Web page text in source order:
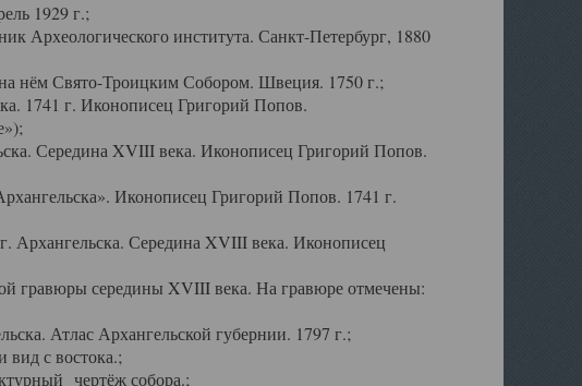
1929 г.;
Археологического института. Санкт-Петербург, 1880
нём Свято-Троицким Собором. Швеция. 1750 г.;
1741 г. Иконописец Григорий Попов.
Середина XVIII века. Иконописец Григорий Попов.
Иконописец Григорий Попов. 1741 г.
Архангельска. Середина XVIII века. Иконописец
гравюры середины XVIII века. На гравюре отмечены:
Атлас Архангельской губернии. 1797 г.;
с востока.;
чертёж собора.;